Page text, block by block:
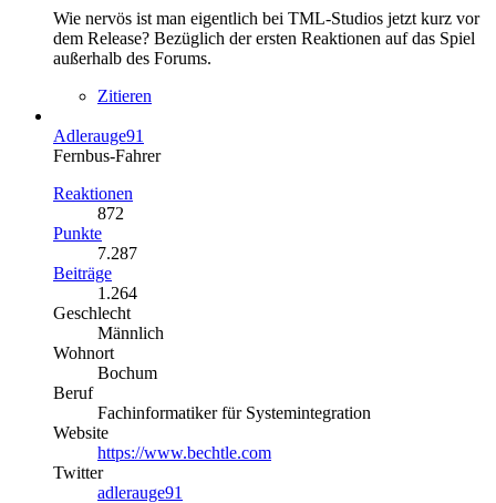
Wie nervös ist man eigentlich bei TML-Studios jetzt kurz vor
dem Release? Bezüglich der ersten Reaktionen auf das Spiel
außerhalb des Forums.
Zitieren
Adlerauge91
Fernbus-Fahrer
Reaktionen
872
Punkte
7.287
Beiträge
1.264
Geschlecht
Männlich
Wohnort
Bochum
Beruf
Fachinformatiker für Systemintegration
Website
https://www.bechtle.com
Twitter
adlerauge91